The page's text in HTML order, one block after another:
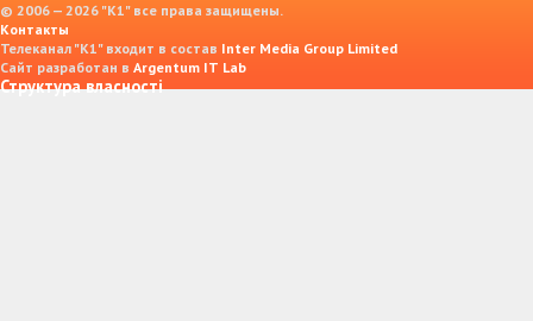
© 2006 — 2026 "K1" все права защищены.
Контакты
Телеканал "К1" входит в состав Inter Media Group Limited
Сайт разработан в Argentum IT Lab
Структура власності